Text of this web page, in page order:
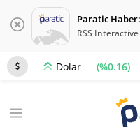
Paratic
RSS Interactive
Dolar (%0.16)